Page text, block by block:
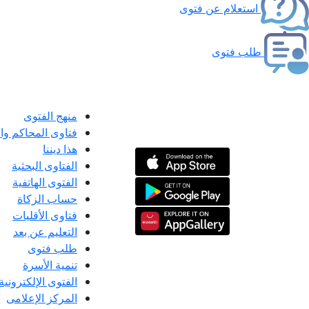
استعلام عن فتوى
طلب فتوى
منهج الفتوى
فتاوى المحاكم
هذا ديننا
الفتاوى البحثية
الفتوى الهاتفية
حساب الزكاة
فتاوى الأقليات
التعليم عن بعد
طلب فتوى
تنمية الأسرة
الفتوى الإلكترونية
المركز الإعلامى